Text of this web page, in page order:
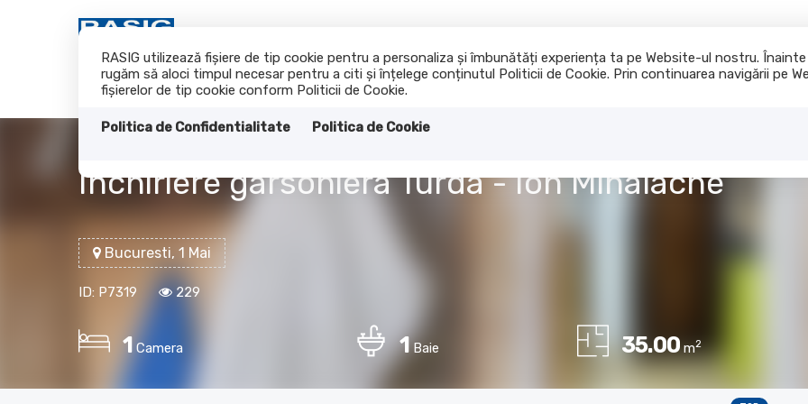
RASIG utilizează fişiere de tip cookie pentru a personaliza și îmbunătăți experiența ta pe Website-ul nostru.
rugăm să aloci timpul necesar pentru a citi și înțelege conținutul Politicii de Cookie. Prin continuarea navigării pe
fişierelor de tip cookie conform Politicii de Cookie.
Politica de Confidentialitate Politica de Cookie
Acasa Cumpara
Inchiriere garsoniera Turda - Ion Mihalache
Bucuresti, 1 Mai
ID: P7319 229
1 Camera 1Baie 35.00m2